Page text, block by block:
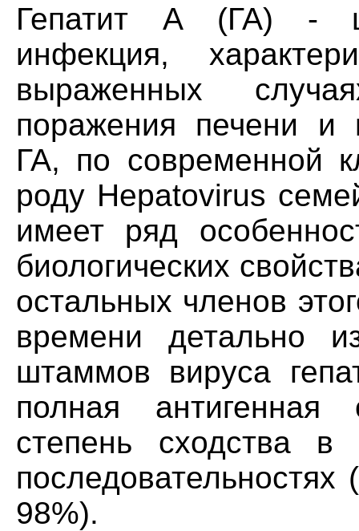
Гепатит А (ГА) -
инфекция,
выраженных
поражения печени и
ГА, по современной
роду Hepatovirus
имеет ряд
биологических
остальных членов
времени детально
штаммов вируса
полная антигенная
степень сходства в
98%).